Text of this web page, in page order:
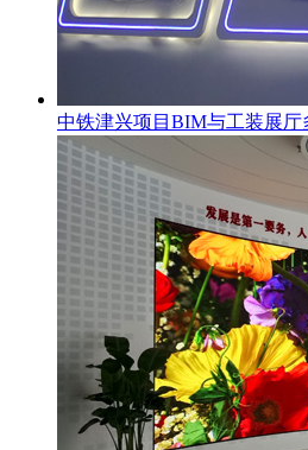
中铁津兴项目BIM与工装展厅